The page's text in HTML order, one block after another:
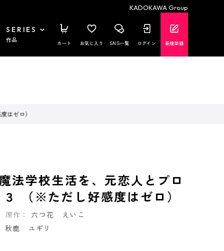
KADOKAWA Group
SERIES
作品 カート お気に入り SNS一覧 ログイン 新規登録
はゼロ）
法学校生活を、元恋人とプロ
（※ただし好感度はゼロ）
原作：
六つ花 えいこ
秋鹿 ユギリ